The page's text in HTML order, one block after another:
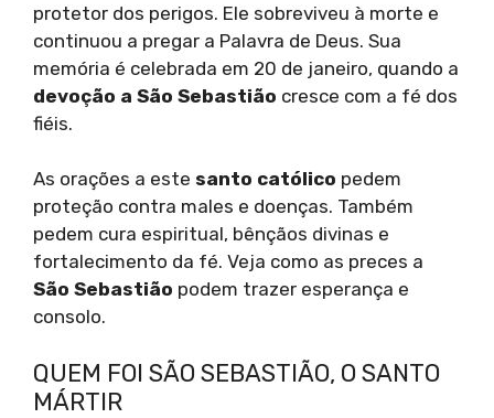
protetor dos perigos. Ele sobreviveu à morte e
continuou a pregar a Palavra de Deus. Sua
memória é celebrada em 20 de janeiro, quando a
devoção a São Sebastião cresce com a fé dos
fiéis.
As orações a este santo católico pedem
proteção contra males e doenças. Também
pedem cura espiritual, bênçãos divinas e
fortalecimento da fé. Veja como as preces a
São Sebastião podem trazer esperança e
consolo.
QUEM FOI SÃO SEBASTIÃO, O SANTO
MÁRTIR